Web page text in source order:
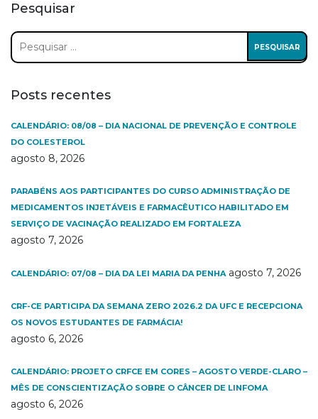
Pesquisar
Pesquisar
por:
Posts recentes
CALENDÁRIO: 08/08 – DIA NACIONAL DE PREVENÇÃO E CONTROLE
DO COLESTEROL
agosto 8, 2026
PARABÉNS AOS PARTICIPANTES DO CURSO ADMINISTRAÇÃO DE
MEDICAMENTOS INJETÁVEIS E FARMACÊUTICO HABILITADO EM
SERVIÇO DE VACINAÇÃO REALIZADO EM FORTALEZA
agosto 7, 2026
CALENDÁRIO: 07/08 – DIA DA LEI MARIA DA PENHA agosto 7, 2026
CRF-CE PARTICIPA DA SEMANA ZERO 2026.2 DA UFC E RECEPCIONA
OS NOVOS ESTUDANTES DE FARMÁCIA!
agosto 6, 2026
CALENDÁRIO: PROJETO CRFCE EM CORES – AGOSTO VERDE-CLARO –
MÊS DE CONSCIENTIZAÇÃO SOBRE O CÂNCER DE LINFOMA
agosto 6, 2026